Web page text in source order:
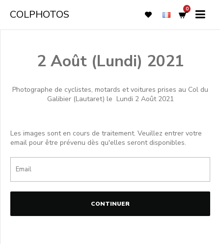
COLPHOTOS 0
2 Août (Lundi) 2021
Photographe de cyclistes, motards et voitures prises au Col du
Galibier (Lautaret) le Lundi 2 Août 2021
Les images sont en cours de traitement. Veuillez entrer votre
email pour être prévenu dès qu'elles seront disponibles.
CONTINUER